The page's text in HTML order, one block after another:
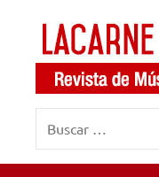
contenido
LaCarne
Magazine
de
música
internacional